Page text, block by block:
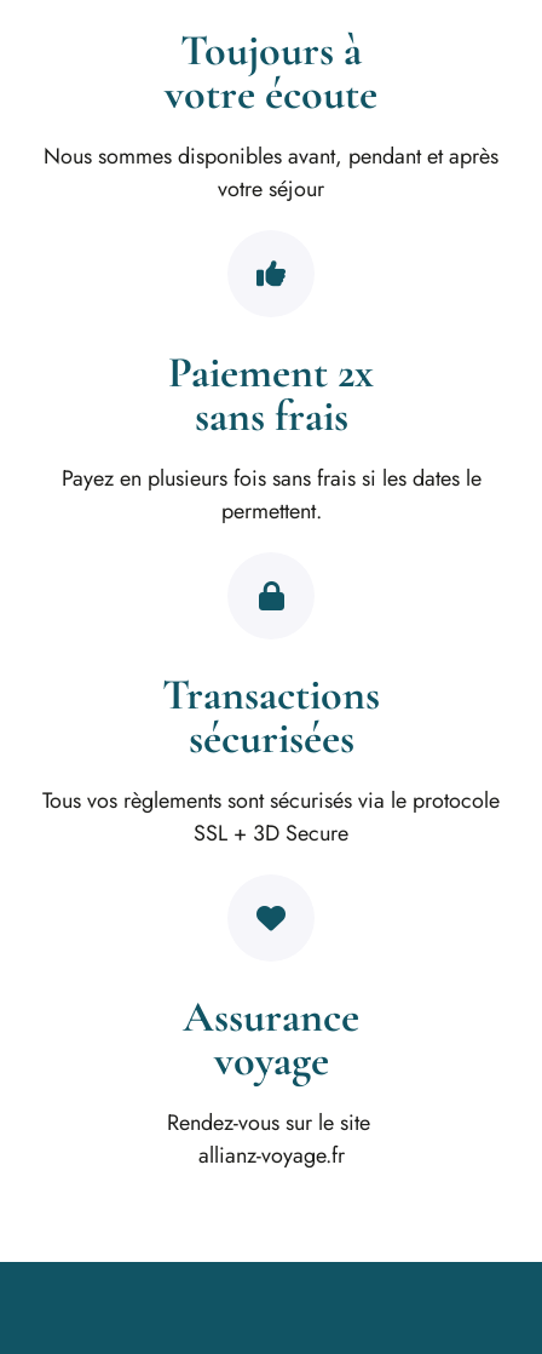
Toujours à
votre écoute
Nous sommes disponibles avant, pendant et après
votre séjour
Paiement 2x
sans frais
Payez en plusieurs fois sans frais si les dates le
permettent.
Transactions
sécurisées
Tous vos règlements sont sécurisés via le protocole
SSL + 3D Secure
Assurance
voyage
Rendez-vous sur le site
allianz-voyage.fr